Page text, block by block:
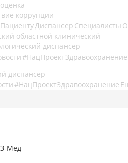
коррупции
ПациентуДиспансер Специалисты
#НацПроектЗдравоохранение
#НацПроектЗдравоохранение